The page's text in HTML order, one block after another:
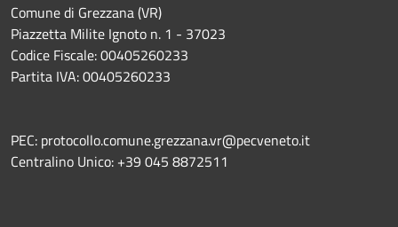
Comune di Grezzana (VR)
Piazzetta Milite Ignoto n. 1 - 37023
Codice Fiscale: 00405260233
Partita IVA: 00405260233
PEC: protocollo.comune.grezzana.vr@pecveneto.it
Centralino Unico: +39 045 8872511